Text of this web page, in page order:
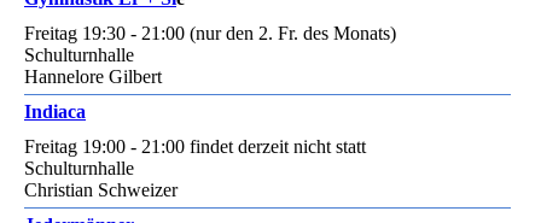
Freitag 19:30 - 21:00 (nur den 2. Fr. des Monats)
Schulturnhalle
Hannelore Gilbert
Indiaca
Freitag 19:00 - 21:00 findet derzeit nicht statt
Schulturnhalle
Christian Schweizer